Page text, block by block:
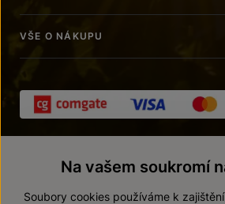
VŠE O NÁKUPU
Na vašem soukromí
Soubory cookies používáme k